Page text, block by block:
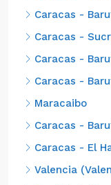
Caracas -
Caracas -
Caracas -
Caracas -
Maracaibo
Caracas -
Caracas - El
Valencia